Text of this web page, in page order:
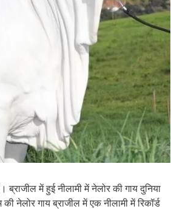
में हुई नीलामी में नेलोर की गाय दुनिया
नेलोर गाय ब्राजील में एक नीलामी में रिकॉर्ड